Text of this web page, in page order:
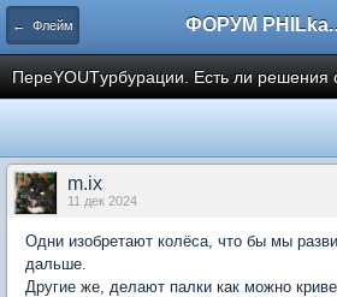
← Флейм
ПереYOUTурбурации. Есть ли решения
m.ix
11 дек 2024
Одни изобретают колёса, что бы мы
дальше.
Другие же, делают палки как можно